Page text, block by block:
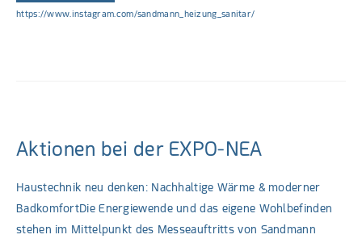
https://www.instagram.com/sandmann_heizung_sanitar/
Aktionen bei der EXPO-NEA
Haustechnik neu denken: Nachhaltige Wärme & moderner
BadkomfortDie Energiewende und das eigene Wohlbefinden
stehen im Mittelpunkt des Messeauftritts von Sandmann